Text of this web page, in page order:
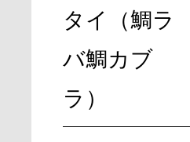
タイ（鯛ラ
バ鯛カブ
ラ）